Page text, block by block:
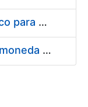
Contratación de acuerdo marco para el Suministro de Material de Electricidad para la Fábrica Nacional de Moneda y Timbre-Real Casa de la Moneda en su centro de trabajo de Burgos
Suministro de estuches para moneda de 30 €